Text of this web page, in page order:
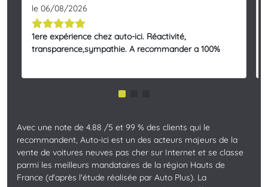
le 06/08/2026
1ere expérience chez auto-ici. Réactivité,
transparence,sympathie. A recommander a 100%
Avec une note de 4.88 /5 et 99 % des clients qui le
recommandent, Auto-ici est un des acteurs majeurs de la
vente de voitures neuves pas cher sur Internet et se classe
parmi les meilleurs mandataires de la région Hauts de
France (d'après l'étude réalisée par Auto Plus). La